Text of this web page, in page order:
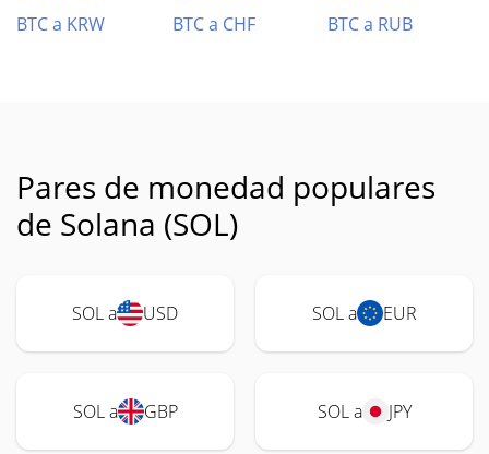
BTC a KRW
BTC a CHF BTC a RUB
Pares de monedad populares
de Solana (SOL)
SOL a USD SOL a EUR
SOL a GBP SOL a JPY